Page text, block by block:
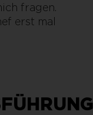
fragen.
erst mal